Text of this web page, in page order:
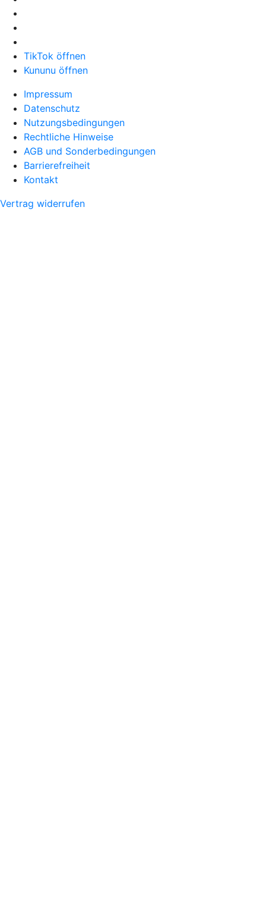
TikTok öffnen
Kununu öffnen
Impressum
Datenschutz
Nutzungsbedingungen
Rechtliche Hinweise
AGB und Sonderbedingungen
Barrierefreiheit
Kontakt
Vertrag widerrufen